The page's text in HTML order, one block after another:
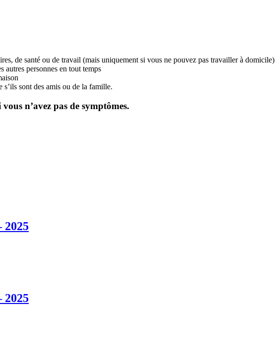
de santé ou de travail (mais uniquement si vous ne pouvez pas travailler à domicile)
autres personnes en tout temps
s’ils sont des amis ou de la famille.
n’avez pas de symptômes.
2025
2025